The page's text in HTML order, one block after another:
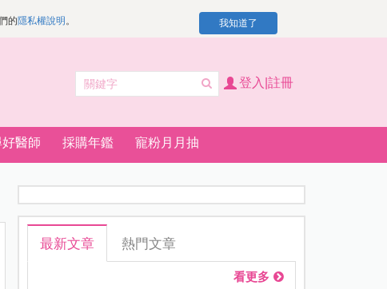
的隱私權說明 。 我知道了
登入|註冊
醫師 採購年鑑 寵粉月月抽
最新文章 熱門文章
看更多